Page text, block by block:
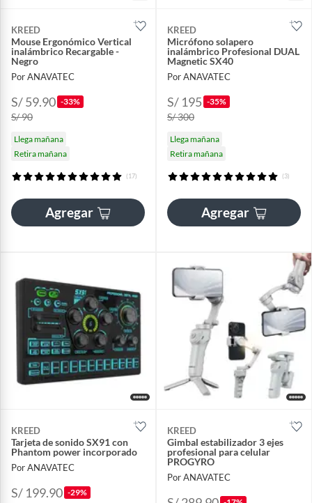
KREED
Mouse Ergonómico Vertical
inalámbrico Recargable -
Negro
Por ANAVATEC
S/ 59.90 -33%
S/ 90
Llega mañana
Retira mañana
(17)
Agregar
KREED
Micrófono solapero
inalámbrico Profesional DUAL
Magnetic SX40
Por ANAVATEC
S/ 195 -35%
S/ 300
Llega mañana
Retira mañana
(3)
Agregar
KREED
Tarjeta de sonido SX91 con
Phantom power incorporado
Por ANAVATEC
S/ 199.90 -29%
KREED
Gimbal estabilizador 3 ejes
profesional para celular
PROGYRO
Por ANAVATEC